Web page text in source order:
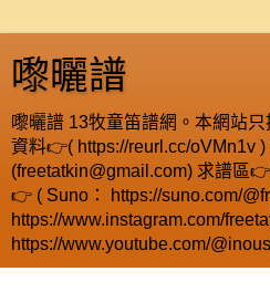
嚟曬譜
嚟曬譜 13牧童笛譜網。本網站
資料👉( https://reurl.cc/oVMn1v )
(freetatkin@gmail.com) 求譜區
👉 ( Suno： https://suno.com/
https://www.instagram.com/
https://www.youtube.com/